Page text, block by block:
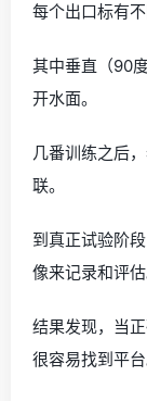
每个出口标有
其中垂直 （90度
开水面。
几番训练之后
联。
到真正试验阶
像来记录和评估
结果发现，当
很容易找到平台